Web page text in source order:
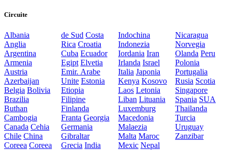
Circuite
Albania
Anglia
Argentina
Armenia
Austria
Azerbaijan
Belgia Bolivia
Brazilia
Buthan
Cambogia
Canada Cehia
Chile China
Coreea Coreea
de Sud Costa
Rica Croatia
Cuba Ecuador
Egipt Elvetia
Emir. Arabe
Unite Estonia
Etiopia
Filipine
Finlanda
Franta Georgia
Germania
Gibraltar
Grecia India
Indochina
Indonezia
Iordania Iran
Irlanda Israel
Italia Japonia
Kenya Kosovo
Laos Letonia
Liban Lituania
Luxemburg
Macedonia
Malaezia
Malta Maroc
Mexic Nepal
Nicaragua
Norvegia
Olanda Peru
Polonia
Portugalia
Rusia Scotia
Singapore
Spania SUA
Thailanda
Turcia
Uruguay
Zanzibar